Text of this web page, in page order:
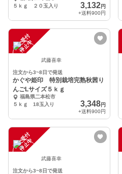
５ｋｇ ２０玉入り
3,132円
+送料900円
注
文
受
付
停
止
中
武藤喜幸
注文から3~8日で発送
かぐや姫印 特別栽培完熟秋茜り
んごLサイズ５ｋｇ
福島県二本松市
５ｋｇ 18玉入り
3,348円
+送料900円
注
文
受
付
停
止
中
武藤喜幸
注文から3~8日で発送